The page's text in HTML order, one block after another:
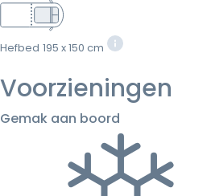
Hefbed 195 x 150 cm
Voorzieningen
Gemak aan boord